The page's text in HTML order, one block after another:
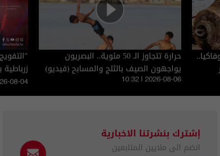
حرارة تتجاوز الـ 50 مئوية.. البصريون
يواجهون الصيف بالثلج والمسابح (فيديو)
10:32 | 2026-08-06
الزائرين
08-04
إشترك بنشرتنا الاخبارية
انضم الى ملايين المتابعين